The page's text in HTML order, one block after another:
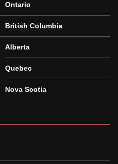
Ontario
British Columbia
Alberta
Quebec
Nova Scotia